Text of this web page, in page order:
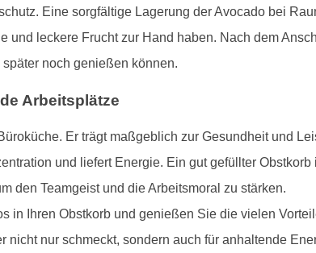
Eine sorgfältige Lagerung der Avocado bei
leckere Frucht zur Hand haben. Nach dem
noch genießen können.
Arbeitsplätze
Er trägt maßgeblich zur Gesundheit und
und liefert Energie. Ein gut gefüllter Obstkorb
den Teamgeist und die Arbeitsmoral zu stärken.
in Ihren Obstkorb und genießen Sie die vielen
nur schmeckt, sondern auch für anhaltende